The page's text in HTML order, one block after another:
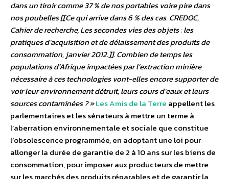
dans un tiroir comme 37 % de nos portables voire pire dans
nos poubelles [[Ce qui arrive dans 6 % des cas. CREDOC,
Cahier de recherche, Les secondes vies des objets : les
pratiques d’acquisition et de délaissement des produits de
consommation, janvier 2012.]]. Combien de temps les
populations d’Afrique impactées par l’extraction minière
nécessaire à ces technologies vont-elles encore supporter de
voir leur environnement détruit, leurs cours d’eaux et leurs
sources contaminées ? »Les Amis de la Terre appellent les
parlementaires et les sénateurs à mettre un terme à
l’aberration environnementale et sociale que constitue
l’obsolescence programmée, en adoptant une loi pour
allonger la durée de garantie de 2 à 10 ans sur les biens de
consommation, pour imposer aux producteurs de mettre